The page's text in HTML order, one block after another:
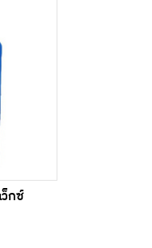
กซ์